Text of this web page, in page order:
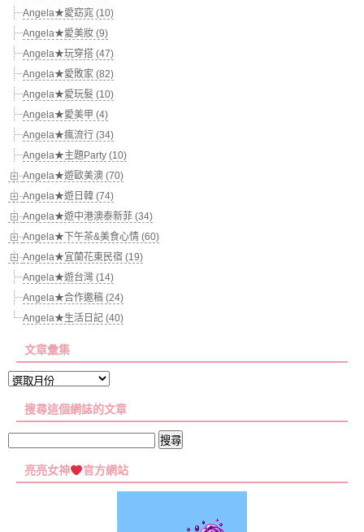
Angela★愛窈窕 (10)
Angela★愛美妝 (9)
Angela★玩穿搭 (47)
Angela★愛敗家 (82)
Angela★愛玩髮 (10)
Angela★愛美甲 (4)
Angela★瘋流行 (34)
Angela★主題Party (10)
Angela★遊歐美澳 (70)
Angela★遊日韓 (74)
Angela★遊中港澳泰新菲 (34)
Angela★下午茶&美食心情 (60)
Angela★宜蘭花東民宿 (19)
Angela★遊台灣 (14)
Angela★合作邀稿 (24)
Angela★生活日記 (40)
文章彙集
文
彙
搜尋這個網誌的文章
關
亮亮女神 官方網站